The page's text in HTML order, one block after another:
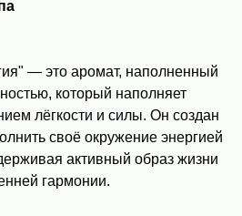
— это аромат, наполненный
который наполняет
лёгкости и силы. Он создан
своё окружение энергией
активный образ жизни
гармонии.